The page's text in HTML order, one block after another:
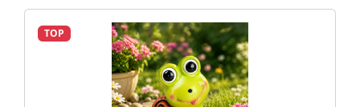
TOP